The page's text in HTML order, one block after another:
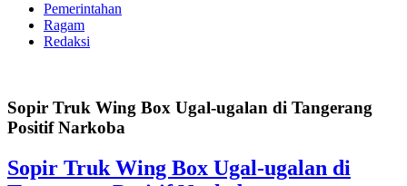
Pemerintahan
Ragam
Redaksi
Sopir Truk Wing Box Ugal-ugalan di Tangerang
Positif Narkoba
Sopir Truk Wing Box Ugal-ugalan di